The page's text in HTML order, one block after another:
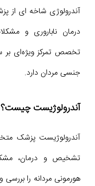
آندرولوژی شاخه‌ ای
درمان ناباروری و
تخصص تمرکز ویژه‌ای بر
جنسی مردان دارد.
آندرولوژیست چیست؟
آندرولوژیست پزشک
تشخیص و درمان،
هورمونی مردانه را